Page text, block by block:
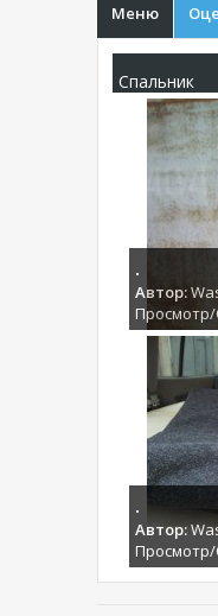
Меню
Спальник
.
Автор:
.
Автор: